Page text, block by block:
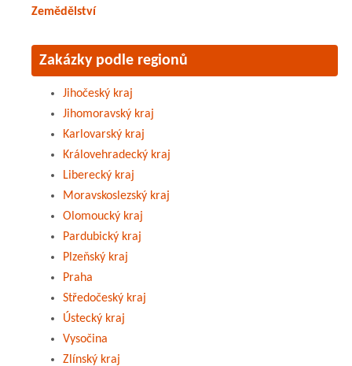
Zemědělství
Zakázky podle regionů
Jihočeský kraj
Jihomoravský kraj
Karlovarský kraj
Královehradecký kraj
Liberecký kraj
Moravskoslezský kraj
Olomoucký kraj
Pardubický kraj
Plzeňský kraj
Praha
Středočeský kraj
Ústecký kraj
Vysočina
Zlínský kraj